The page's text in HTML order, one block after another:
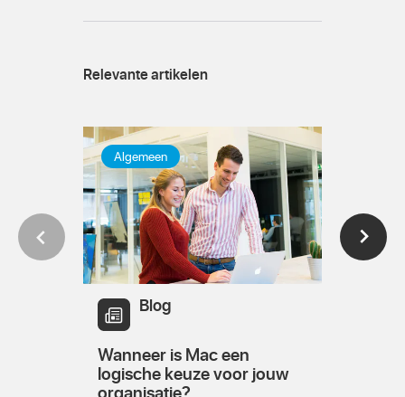
Relevante artikelen
Algemeen
Blog
Wanneer is Mac een
logische keuze voor jouw